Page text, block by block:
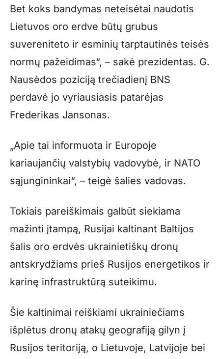
Bet koks bandymas neteisėtai naudotis
Lietuvos oro erdve būtų grubus
suvereniteto ir esminių tarptautinės teisės
normų pažeidimas“, – sakė prezidentas. G.
Nausėdos poziciją trečiadienį BNS
perdavė jo vyriausiasis patarėjas
Frederikas Jansonas.
„Apie tai informuota ir Europoje
kariaujančių valstybių vadovybė, ir NATO
sąjungininkai“, – teigė šalies vadovas.
Tokiais pareiškimais galbūt siekiama
mažinti įtampą, Rusijai kaltinant Baltijos
šalis oro erdvės ukrainietiškų dronų
antskrydžiams prieš Rusijos energetikos ir
karinę infrastruktūrą suteikimu.
Šie kaltinimai reiškiami ukrainiečiams
išplėtus dronų atakų geografiją gilyn į
Rusijos teritoriją, o Lietuvoje, Latvijoje bei